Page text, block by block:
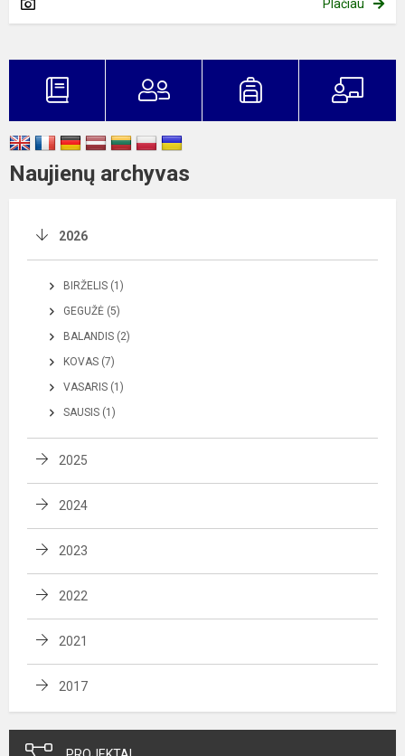
Plačiau
Naujienų archyvas
2026
BIRŽELIS (1)
GEGUŽĖ (5)
BALANDIS (2)
KOVAS (7)
VASARIS (1)
SAUSIS (1)
2025
2024
2023
2022
2021
2017